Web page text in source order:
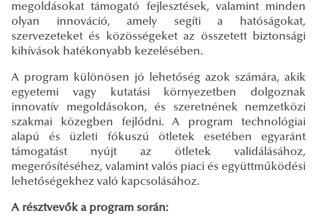
megoldásokat támogató fejlesztések, valamint minden
olyan innováció, amely segíti a hatóságokat,
szervezeteket és közösségeket az összetett biztonsági
kihívások hatékonyabb kezelésében.
A program különösen jó lehetőség azok számára, akik
egyetemi vagy kutatási környezetben dolgoznak
innovatív megoldásokon, és szeretnének nemzetközi
szakmai közegben fejlődni. A program technológiai
alapú és üzleti fókuszú ötletek esetében egyaránt
támogatást nyújt az ötletek validálásához,
megerősítéséhez, valamint valós piaci és együttműködési
lehetőségekhez való kapcsolásához.
A résztvevők a program során: